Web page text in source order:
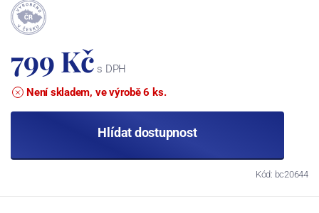
799 Kč s DPH
Není skladem, ve výrobě 6 ks.
Hlídat dostupnost
Kód: bc20644